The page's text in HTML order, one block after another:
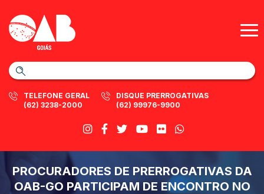
TELEFONE GERAL
(62) 3238-2000
DISQUE PRERROGATIVAS
(62) 99976-9900
PROCURADORES DE PRERROGATIVAS DA
OAB-GO PARTICIPAM DE ENCONTRO NO